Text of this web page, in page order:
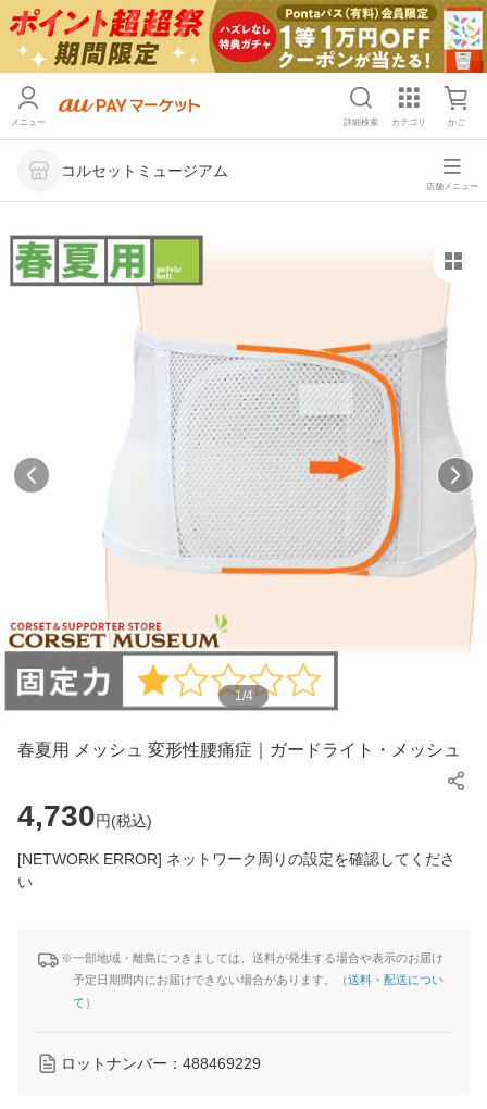
メニュー 詳細検索 カテゴリ かご
コルセットミュージアム
店舗メニュー
1/4
春夏用 メッシュ 変形性腰痛症｜ガードライト・メッシュ
4,730円(税込)
[NETWORK ERROR] ネットワーク周りの設定を確認してくださ
い
※一部地域・離島につきましては、送料が発生する場合や表示のお届け
予定日期間内にお届けできない場合があります。（送料・配送につい
て ）
ロットナンバー： 488469229